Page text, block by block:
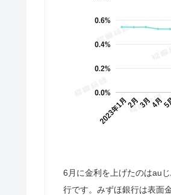
6月に金利を上げたのはau
行です。みずほ銀行は表面